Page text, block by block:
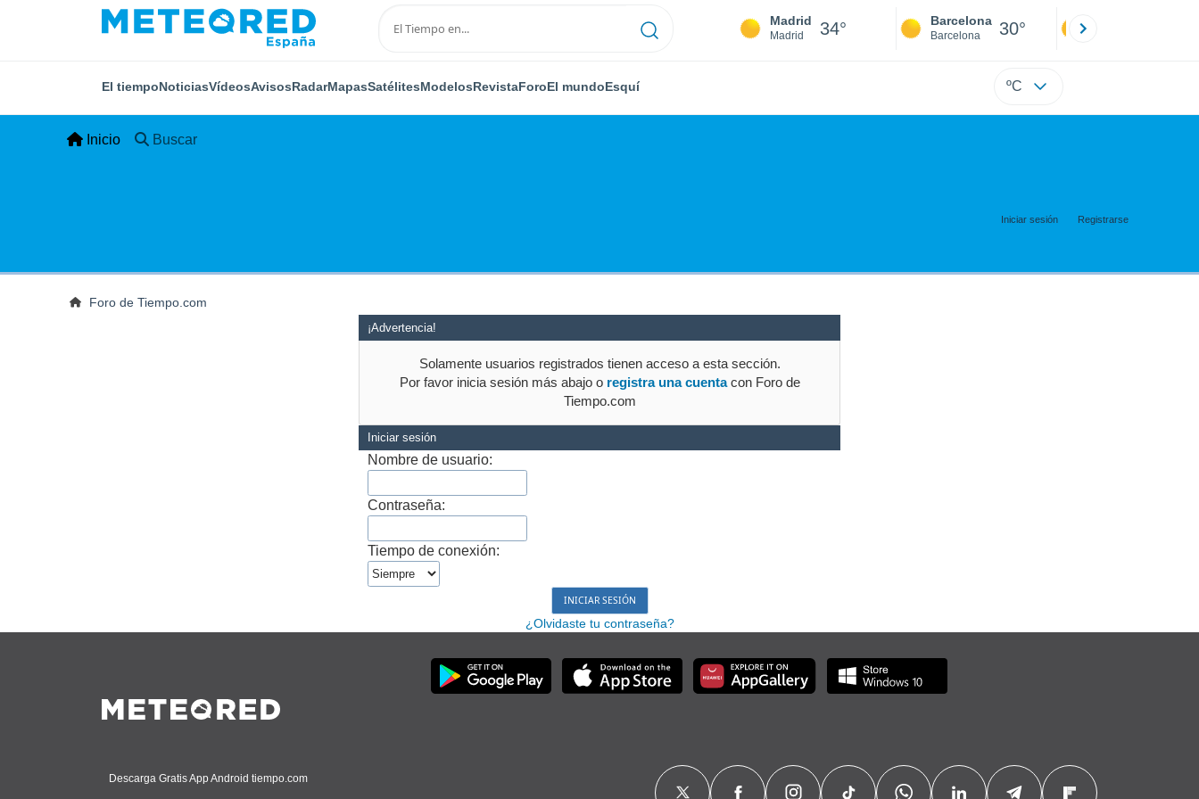
Madrid
Madrid 34° Barcelona
Barcelona 30°
El tiempoNoticiasVídeosAvisosRadarMapasSatélitesModelosRevistaForoEl mundoEsquí ºC
Inicio Buscar
Iniciar sesión Registrarse
Foro de Tiempo.com
¡Advertencia!
Solamente usuarios registrados tienen acceso a esta sección.
Por favor inicia sesión más abajo o registra una cuentacon Foro de
Tiempo.com
Iniciar sesión
Nombre de usuario:
Contraseña:
Tiempo de conexión:
¿Olvidaste tu contraseña?
Descarga Gratis App Android tiempo.com